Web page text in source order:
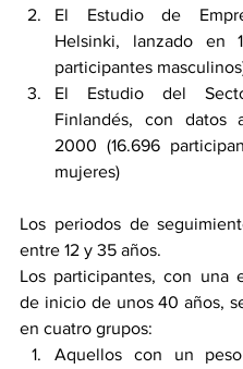
El Estudio de
Helsinki, lanzado en
participantes
El Estudio del
Finlandés, con datos
2000 (16.696
mujeres)
Los periodos de
entre 12 y 35 años.
Los participantes, con una
de inicio de unos 40 años,
en cuatro grupos:
Aquellos con un